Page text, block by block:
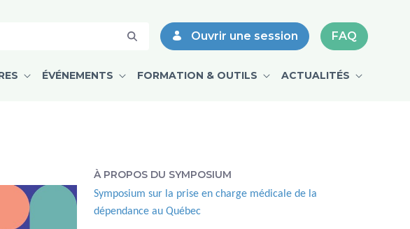
Ouvrir une session FAQ
ÉVÉNEMENTS FORMATION & OUTILS ACTUALITÉS
À PROPOS DU SYMPOSIUM
Symposium sur la prise en charge médicale de la
dépendance au Québec